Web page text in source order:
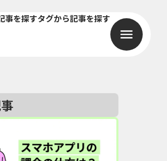
事を探すタグから記事を探す